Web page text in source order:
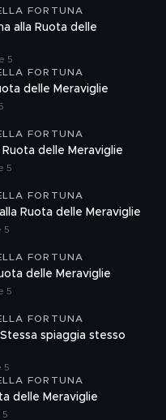
FORTUNA
alla Ruota delle
5
FORTUNA
delle Meraviglie
FORTUNA
Ruota delle Meraviglie
5
FORTUNA
Ruota delle Meraviglie
5
FORTUNA
delle Meraviglie
5
FORTUNA
spiaggia stesso
5
FORTUNA
delle Meraviglie